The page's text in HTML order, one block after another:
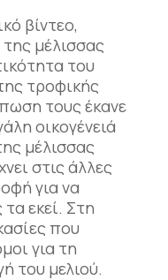
βίντεο,
μέλισσας
του
τροφικής
τους έκανε
οικογένειά
μέλισσας
στις άλλες
για να
τα εκεί. Στη
που
για τη
του μελιού.